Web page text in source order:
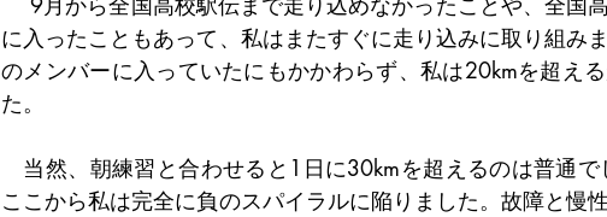
に入ったこともあって、私はまたすぐに走り込みに取り組み
のメンバーに入っていたにもかかわらず、私は20kmを超え
た。
当然、朝練習と合わせると1日に30kmを超えるのは普通で
ここから私は完全に負のスパイラルに陥りました。故障と慢